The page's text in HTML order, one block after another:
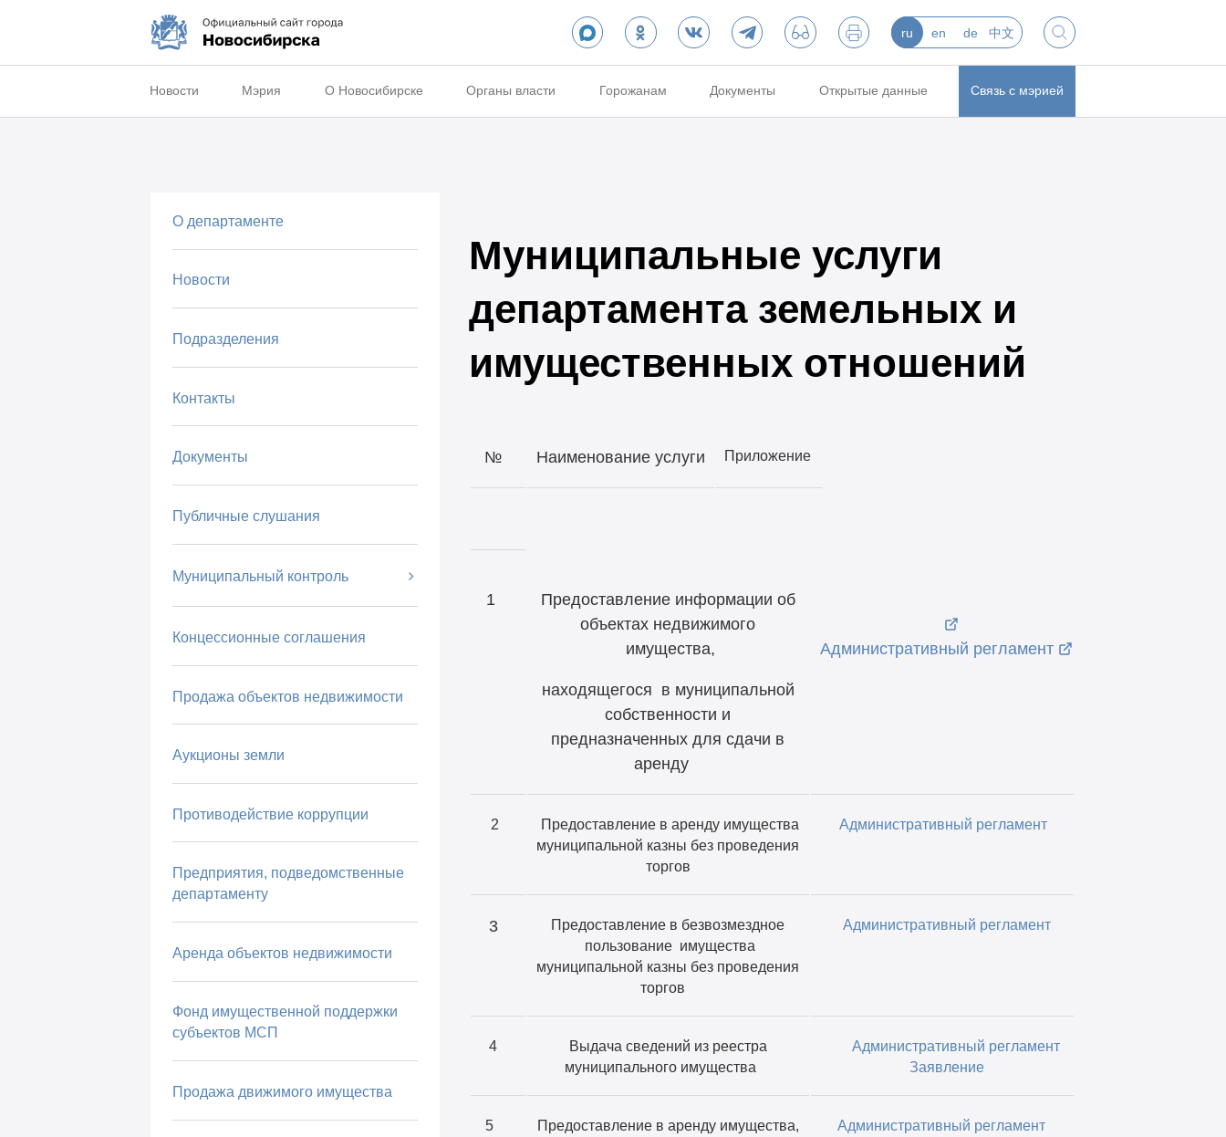
ru en de 中文
Новости Мэрия О Новосибирске Органы власти Горожанам Документы Открытые данные Связь с мэрией
О департаменте
Новости
Подразделения
Контакты
Документы
Публичные слушания
Муниципальный контроль
Концессионные соглашения
Продажа объектов недвижимости
Аукционы земли
Противодействие коррупции
Предприятия, подведомственные
департаменту
Аренда объектов недвижимости
Фонд имущественной поддержки
субъектов МСП
Продажа движимого имущества
Муниципальные услуги
департамента земельных и
имущественных отношений
№ Наименование услуги Приложение
1
Предоставление информации об
объектах недвижимого
имущества,
находящегося в муниципальной
собственности и
предназначенных для сдачи в
аренду
Административный регламент
2
Предоставление в аренду имущества
муниципальной казны без проведения
торгов
Административный регламент
3
Предоставление в безвозмездное
пользование имущества
муниципальной казны без проведения
торгов
Административный регламент
4
Выдача сведений из реестра
муниципального имущества
Административный регламент
Заявление
5
Предоставление в аренду имущества,
Административный регламент